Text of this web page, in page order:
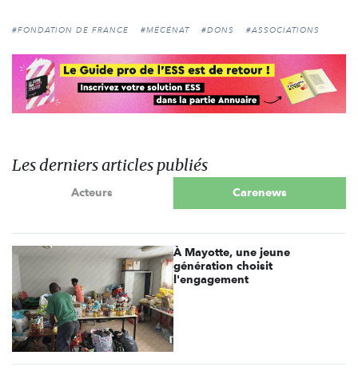
#FONDATION DE FRANCE #MÉCÉNAT #DONS #ASSOCIATIONS
Les derniers articles publiés
Acteurs Carenews
À Mayotte, une jeune
génération choisit
l'engagement